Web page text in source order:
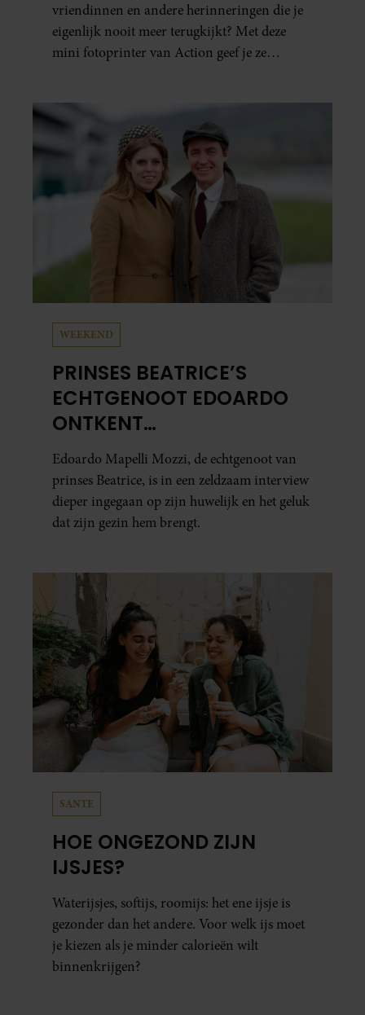
vriendinnen en andere herinneringen die je
eigenlijk nooit meer terugkijkt? Met deze
mini fotoprinter van Action geef je ze
al in handen.
WEEKEND
PRINSES BEATRICE’S
ECHTGENOOT EDOARDO
ONTKENT
HUWELIJKSPROBLEMEN
Edoardo Mapelli Mozzi, de echtgenoot van
prinses Beatrice, is in een zeldzaam interview
dieper ingegaan op zijn huwelijk en het geluk
dat zijn gezin hem brengt.
SANTE
HOE ONGEZOND ZIJN
IJSJES?
Waterijsjes, softijs, roomijs: het ene ijsje is
gezonder dan het andere. Voor welk ijs moet
je kiezen als je minder calorieën wilt
binnenkrijgen?